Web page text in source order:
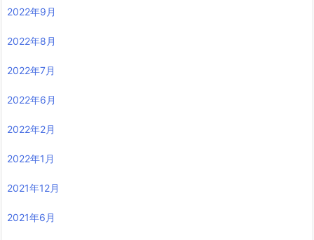
2022年9月
2022年8月
2022年7月
2022年6月
2022年2月
2022年1月
2021年12月
2021年6月